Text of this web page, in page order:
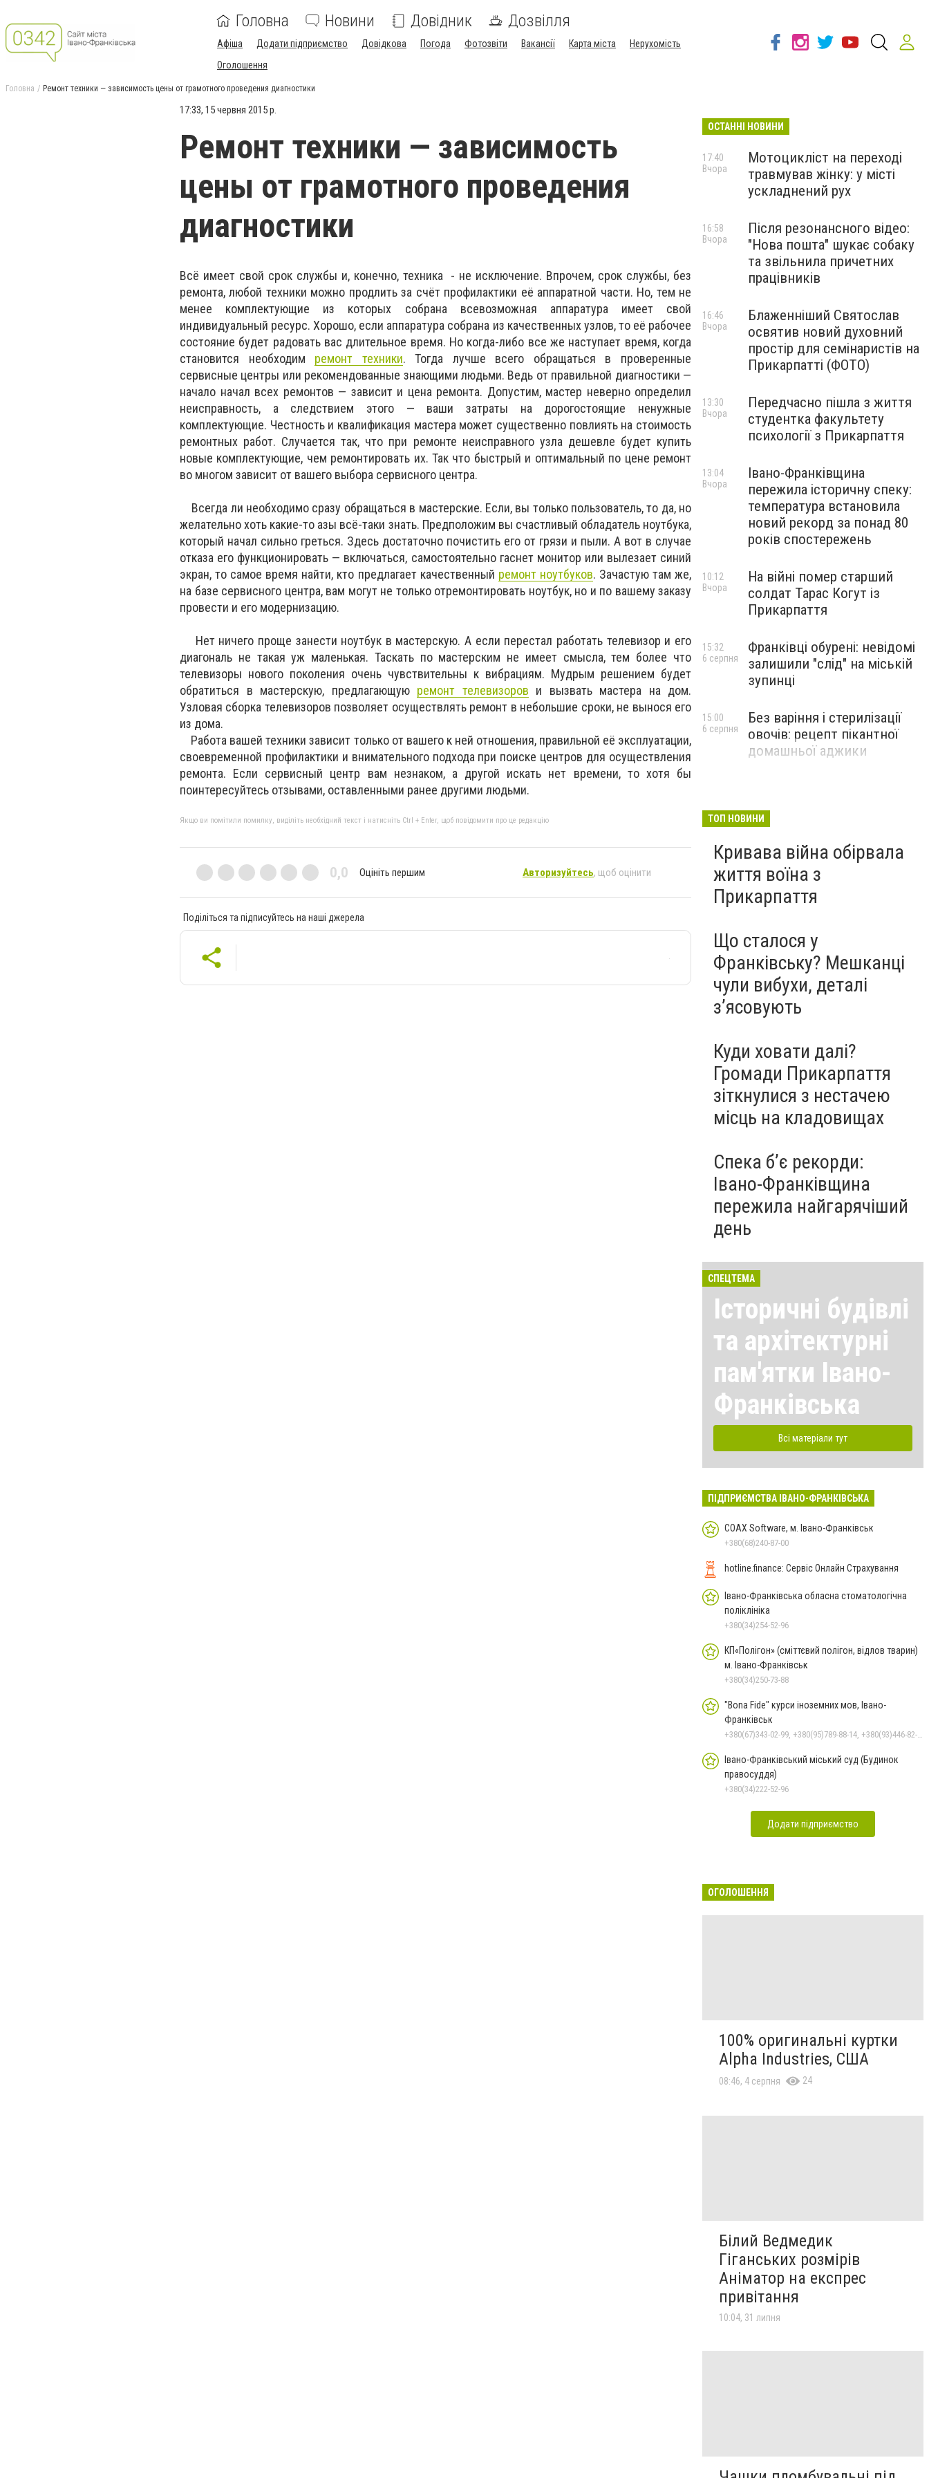
Головна Новини Довідник Дозвілля
Афіша Додати підприємство Довідкова Погода Фотозвіти Вакансії Карта міста
Нерухомість
Оголошення
Головна Ремонт техники — зависимость цены от грамотного проведения диагностики
17:33, 15 червня 2015 р.
Ремонт техники — зависимость
цены от грамотного проведения
диагностики
Всё имеет свой срок службы и, конечно, техника - не исключение. Впрочем, срок службы, без
ремонта, любой техники можно продлить за счёт профилактики её аппаратной части. Но, тем не
менее комплектующие из которых собрана всевозможная аппаратура имеет свой
индивидуальный ресурс. Хорошо, если аппаратура собрана из качественных узлов, то её рабочее
состояние будет радовать вас длительное время. Но когда-либо все же наступает время, когда
становится необходим ремонт техники. Тогда лучше всего обращаться в проверенные
сервисные центры или рекомендованные знающими людьми. Ведь от правильной диагностики —
начало начал всех ремонтов — зависит и цена ремонта. Допустим, мастер неверно определил
неисправность, а следствием этого — ваши затраты на дорогостоящие ненужные
комплектующие. Честность и квалификация мастера может существенно повлиять на стоимость
ремонтных работ. Случается так, что при ремонте неисправного узла дешевле будет купить
новые комплектующие, чем ремонтировать их. Так что быстрый и оптимальный по цене ремонт
во многом зависит от вашего выбора сервисного центра.
Всегда ли необходимо сразу обращаться в мастерские. Если, вы только пользователь, то да, но
желательно хоть какие-то азы всё-таки знать. Предположим вы счастливый обладатель ноутбука,
который начал сильно греться. Здесь достаточно почистить его от грязи и пыли. А вот в случае
отказа его функционировать — включаться, самостоятельно гаснет монитор или вылезает синий
экран, то самое время найти, кто предлагает качественный ремонт ноутбуков. Зачастую там же,
на базе сервисного центра, вам могут не только отремонтировать ноутбук, но и по вашему заказу
провести и его модернизацию.
Нет ничего проще занести ноутбук в мастерскую. А если перестал работать телевизор и его
диагональ не такая уж маленькая. Таскать по мастерским не имеет смысла, тем более что
телевизоры нового поколения очень чувствительны к вибрациям. Мудрым решением будет
обратиться в мастерскую, предлагающую ремонт телевизоров и вызвать мастера на дом.
Узловая сборка телевизоров позволяет осуществлять ремонт в небольшие сроки, не вынося его
из дома.
Работа вашей техники зависит только от вашего к ней отношения, правильной её эксплуатации,
своевременной профилактики и внимательного подхода при поиске центров для осуществления
ремонта. Если сервисный центр вам незнаком, а другой искать нет времени, то хотя бы
поинтересуйтесь отзывами, оставленными ранее другими людьми.
Якщо ви помітили помилку, виділіть необхідний текст і натисніть Ctrl + Enter, щоб повідомити про це редакцію
0,0 Оцініть першим Авторизуйтесь, щоб оцінити
Поділіться та підписуйтесь на наші джерела
ОСТАННІ НОВИНИ
Мотоцикліст на переході
травмував жінку: у місті
ускладнений рух
17:40
Вчора
Після резонансного відео:
"Нова пошта" шукає собаку
та звільнила причетних
працівників
16:58
Вчора
Блаженніший Святослав
освятив новий духовний
простір для семінаристів на
Прикарпатті (ФОТО)
16:46
Вчора
Передчасно пішла з життя
студентка факультету
психології з Прикарпаття
13:30
Вчора
Івано-Франківщина
пережила історичну спеку:
температура встановила
новий рекорд за понад 80
років спостережень
13:04
Вчора
На війні помер старший
солдат Тарас Когут із
Прикарпаття
10:12
Вчора
Франківці обурені: невідомі
залишили "слід" на міській
зупинці
15:32
6 серпня
Без варіння і стерилізації
овочів: рецепт пікантної
домашньої аджики
15:00
6 серпня
ТОП НОВИНИ
Кривава війна обірвала
життя воїна з
Прикарпаття
Що сталося у
Франківську? Мешканці
чули вибухи, деталі
з’ясовують
Куди ховати далі?
Громади Прикарпаття
зіткнулися з нестачею
місць на кладовищах
Спека б’є рекорди:
Івано-Франківщина
пережила найгарячіший
день
СПЕЦТЕМА
Історичні будівлі
та архітектурні
пам'ятки Івано-
Франківська
Всі матеріали тут
ПІДПРИЄМСТВА ІВАНО-ФРАНКІВСЬКА
COAX Software, м. Івано-Франківськ
+380(68)240-87-00
hotline.finance: Сервіс Онлайн Страхування
Івано-Франківська обласна стоматологічна
поліклініка
+380(34)254-52-96
КП«Полігон» (сміттєвий полігон, відлов тварин)
м. Івано-Франківськ
+380(34)250-73-88
"Bona Fide" курси іноземних мов, Івано-
Франківськ
Івано-Франківський міський суд (Будинок
правосуддя)
+380(34)222-52-96
Додати підприємство
ОГОЛОШЕННЯ
100% оригинальні куртки
Alpha Industries, США
08:46, 4 серпня 24
Білий Ведмедик
Гіганських розмірів
Аніматор на експрес
привітання
10:04, 31 липня